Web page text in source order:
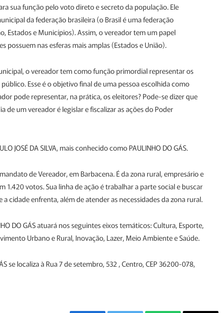
sua função pelo voto direto e secreto da população. Ele
da federação brasileira (o Brasil é uma federação
Estados e Municípios). Assim, o vereador tem um papel
possuem nas esferas mais amplas (Estados e União).
o vereador tem como função primordial representar os
Esse é o objetivo final de uma pessoa escolhida como
pode representar, na prática, os eleitores? Pode-se dizer que
de um vereador é legislar e fiscalizar as ações do Poder
JOSÉ DA SILVA, mais conhecido como PAULINHO DO GÁS.
de Vereador, em Barbacena. É da zona rural, empresário e
1.420 votos. Sua linha de ação é trabalhar a parte social e buscar
cidade enfrenta, além de atender as necessidades da zona rural.
DO GÁS atuará nos seguintes eixos temáticos: Cultura, Esporte,
Urbano e Rural, Inovação, Lazer, Meio Ambiente e Saúde.
se localiza à Rua 7 de setembro, 532 , Centro, CEP 36200-078,